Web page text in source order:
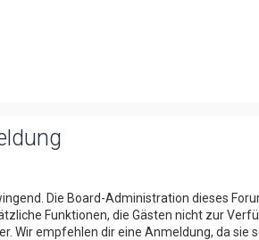
Die Board-Administration dieses
Funktionen, die Gästen nicht zur
Wir empfehlen dir eine Anmeldung, da sie